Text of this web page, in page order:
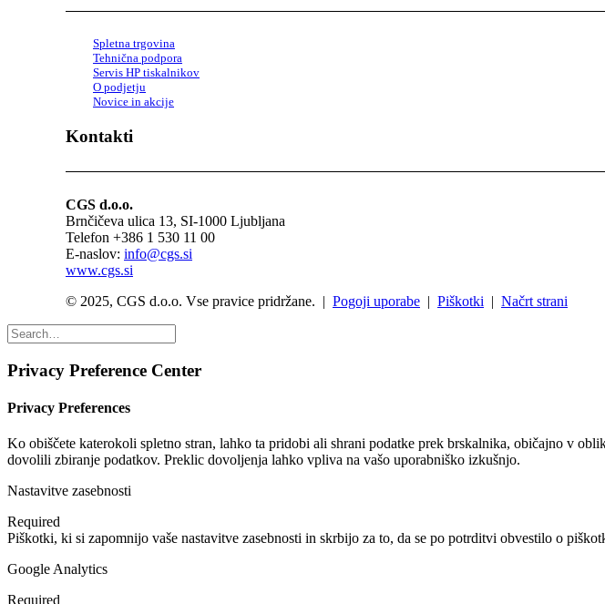
Spletna trgovina
Tehnična podpora
Servis HP tiskalnikov
O podjetju
Novice in akcije
Kontakti
CGS d.o.o.
Brnčičeva ulica 13, SI-1000 Ljubljana
Telefon +386 1 530 11 00
E-naslov: info@cgs.si
www.cgs.si
© 2025, CGS d.o.o. Vse pravice pridržane. | Pogoji uporabe | Piškotki | Načrt strani
Privacy Preference Center
Privacy Preferences
Ko obiščete katerokoli spletno stran, lahko ta pridobi ali shrani podatke prek brskalnika, običajno v
dovolili zbiranje podatkov. Preklic dovoljenja lahko vpliva na vašo uporabniško izkušnjo.
Nastavitve zasebnosti
Required
Piškotki, ki si zapomnijo vaše nastavitve zasebnosti in skrbijo za to, da se po potrditvi obvestilo o
Google Analytics
Required